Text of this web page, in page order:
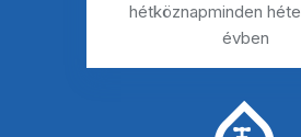
hétköznapminden
évben